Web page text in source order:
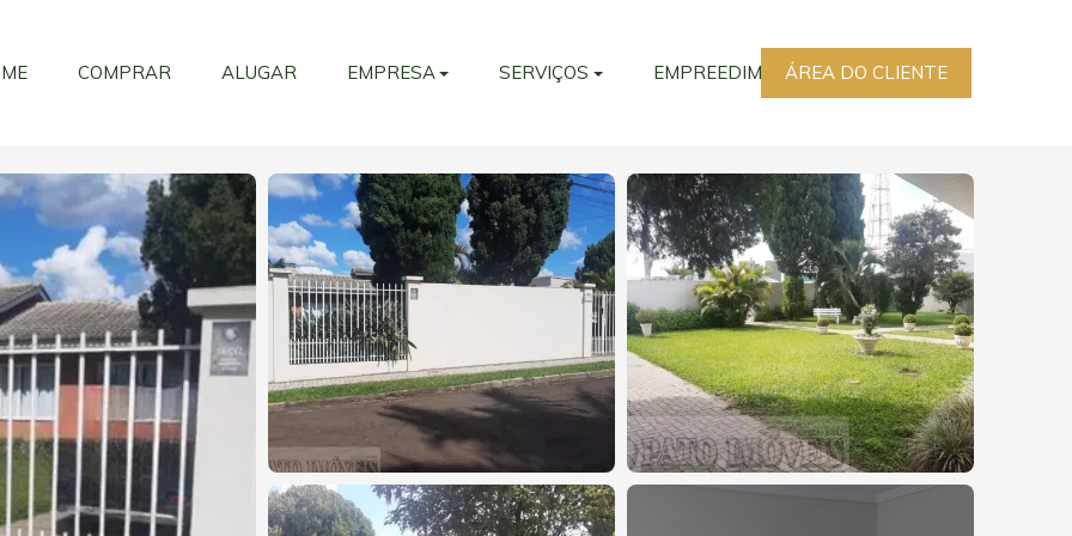
COMPRAR ALUGAR EMPRESA SERVIÇOS EMPREEDIMENTOSÁREA DO CLIENTE